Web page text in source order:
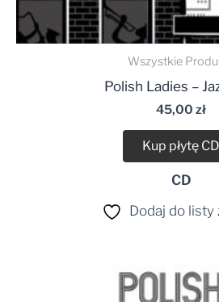
Wszystkie
Polish Ladies –
45,00 zł
Kup płytę CD
CD
Dodaj do listy